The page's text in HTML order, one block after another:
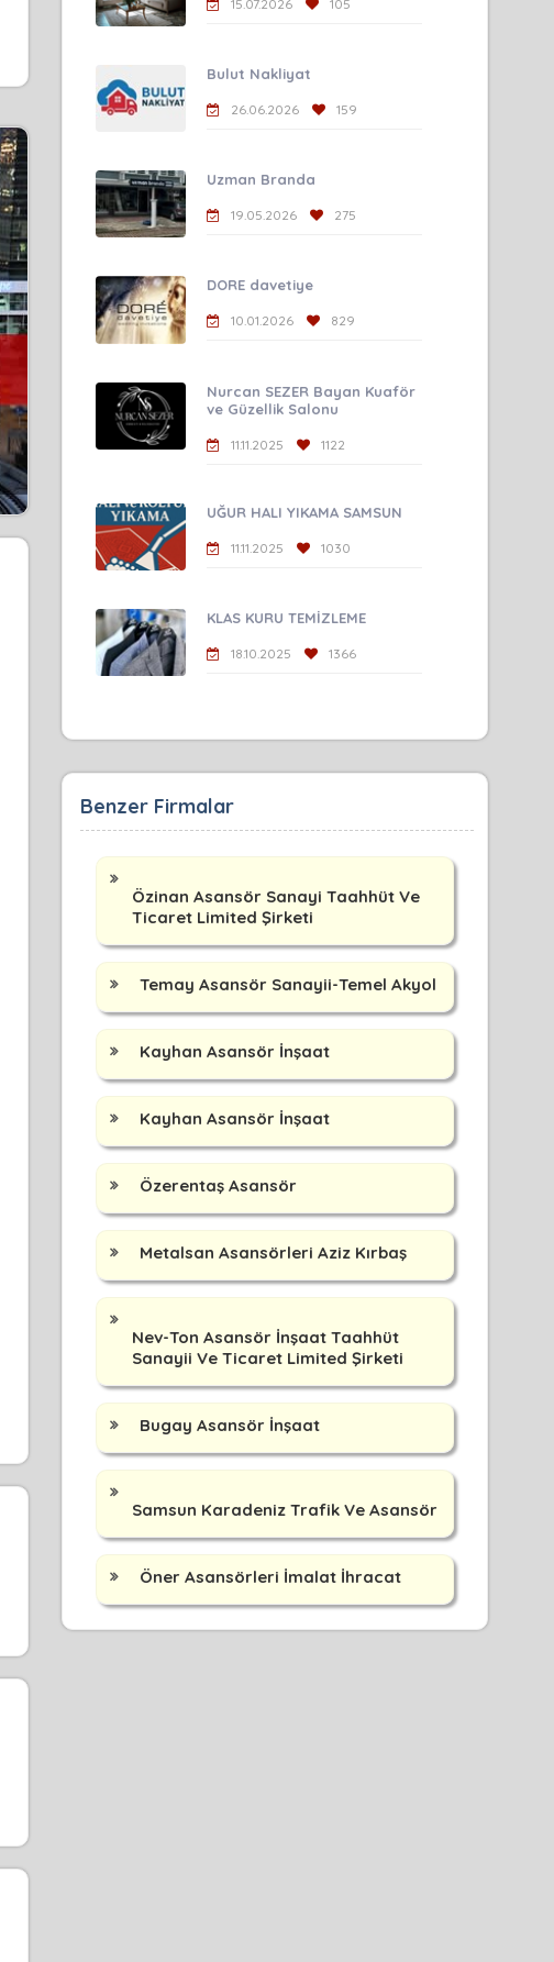
15.07.2026 105
Bulut Nakliyat
26.06.2026 159
Uzman Branda
19.05.2026 275
DORE davetiye
10.01.2026 829
Nurcan SEZER Bayan Kuaför
ve Güzellik Salonu
11.11.2025 1122
UĞUR HALI YIKAMA SAMSUN
11.11.2025 1030
KLAS KURU TEMİZLEME
18.10.2025 1366
Benzer Firmalar
Özinan Asansör Sanayi Taahhüt Ve
Ticaret Limited Şirketi
Temay Asansör Sanayii-Temel Akyol
Kayhan Asansör İnşaat
Kayhan Asansör İnşaat
Özerentaş Asansör
Metalsan Asansörleri Aziz Kırbaş
Nev-Ton Asansör İnşaat Taahhüt
Sanayii Ve Ticaret Limited Şirketi
Bugay Asansör İnşaat
Samsun Karadeniz Trafik Ve Asansör
Öner Asansörleri İmalat İhracat